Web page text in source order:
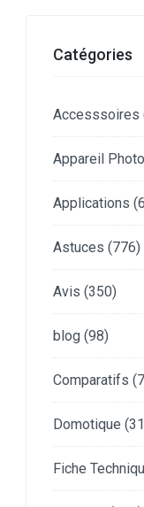
Catégories
Accesssoires
Appareil Photo
Applications
Astuces (776)
Avis (350)
blog (98)
Comparatifs
Domotique
Fiche